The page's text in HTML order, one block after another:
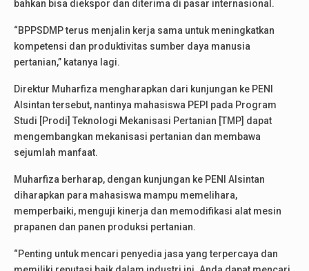
bahkan bisa diekspor dan diterima di pasar internasional.
“BPPSDMP terus menjalin kerja sama untuk meningkatkan
kompetensi dan produktivitas sumber daya manusia
pertanian,” katanya lagi.
Direktur Muharfiza mengharapkan dari kunjungan ke PENI
Alsintan tersebut, nantinya mahasiswa PEPI pada Program
Studi [Prodi] Teknologi Mekanisasi Pertanian [TMP] dapat
mengembangkan mekanisasi pertanian dan membawa
sejumlah manfaat.
Muharfiza berharap, dengan kunjungan ke PENI Alsintan
diharapkan para mahasiswa mampu memelihara,
memperbaiki, menguji kinerja dan memodifikasi alat mesin
prapanen dan panen produksi pertanian.
“Penting untuk mencari penyedia jasa yang terpercaya dan